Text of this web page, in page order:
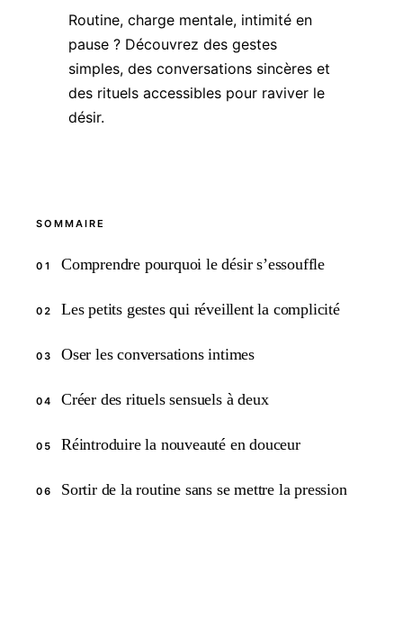
Routine, charge mentale, intimité en
pause ? Découvrez des gestes
simples, des conversations sincères et
des rituels accessibles pour raviver le
désir.
SOMMAIRE
01 Comprendre pourquoi le désir s’essouffle
02 Les petits gestes qui réveillent la complicité
03 Oser les conversations intimes
04 Créer des rituels sensuels à deux
05 Réintroduire la nouveauté en douceur
06 Sortir de la routine sans se mettre la pression